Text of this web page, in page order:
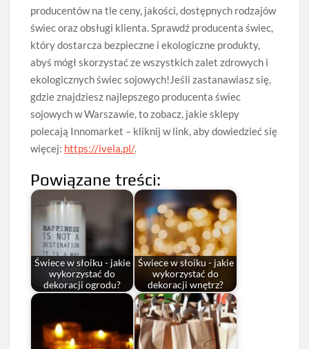
producentów na tle ceny, jakości, dostępnych rodzajów
świec oraz obsługi klienta. Sprawdź producenta świec,
który dostarcza bezpieczne i ekologiczne produkty,
abyś mógł skorzystać ze wszystkich zalet zdrowych i
ekologicznych świec sojowych!Jeśli zastanawiasz się,
gdzie znajdziesz najlepszego producenta świec
sojowych w Warszawie, to zobacz, jakie sklepy
polecają Innomarket – kliknij w link, aby dowiedzieć się
więcej: https://ivela.pl/.
Powiązane treści:
Świece w słoiku - jakie
wykorzystać do
dekoracji ogrodu?
Świece w słoiku - jakie
wykorzystać do
dekoracji wnętrz?